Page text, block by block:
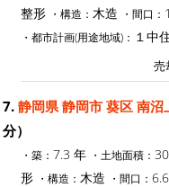
整形 ・構造： 木造 ・間口：
・都市計画(用途地域)： １中
売
7. 静岡県 静岡市 葵区 南沼
分）
・築： 7.3 年 ・土地面積：
形 ・構造： 木造 ・間口：